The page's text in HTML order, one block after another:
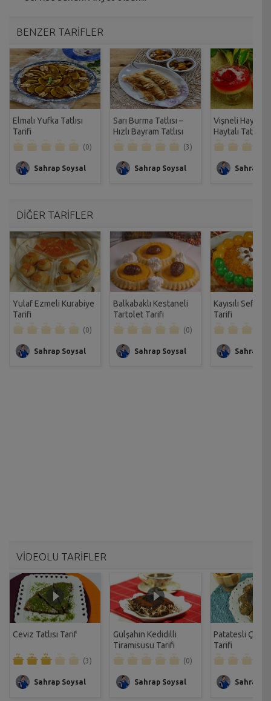
BENZER TARİFLER
Elmalı Yufka Tatlısı
Tarifi
(0)
Sahrap Soysal
Sarı Burma Tatlısı –
Hızlı Bayram Tatlısı
Tarifi
(3)
Sahrap Soysal
Vişneli
Haytalı Tatlısı
Sahrap
DİĞER TARİFLER
Yulaf Ezmeli Kurabiye
Tarifi
(0)
Sahrap Soysal
Balkabaklı Kestaneli
Tartolet Tarifi
(0)
Sahrap Soysal
Kayısılı Sefire
Tarifi
Sahrap
VİDEOLU TARİFLER
Ceviz Tatlısı Tarif
(3)
Sahrap Soysal
Gülşahın Kedidilli
Tiramisusu Tarifi
(0)
Sahrap Soysal
Patatesli Çıtır
Tarifi
Sahrap